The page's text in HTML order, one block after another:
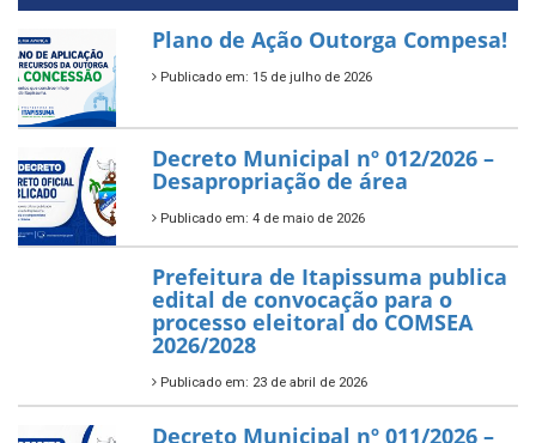
Plano de Ação Outorga Compesa!
Publicado em: 15 de julho de 2026
Decreto Municipal nº 012/2026 –
Desapropriação de área
Publicado em: 4 de maio de 2026
Prefeitura de Itapissuma publica
edital de convocação para o
processo eleitoral do COMSEA
2026/2028
Publicado em: 23 de abril de 2026
Decreto Municipal nº 011/2026 –